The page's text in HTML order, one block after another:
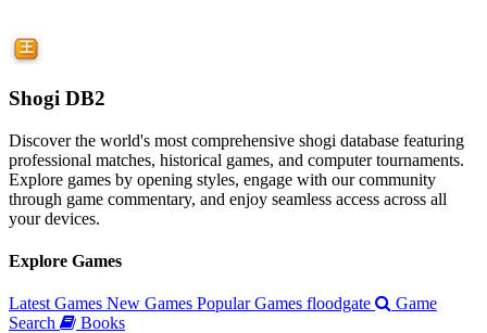
Shogi DB2
Discover the world's most comprehensive shogi database featuring
professional matches, historical games, and computer tournaments.
Explore games by opening styles, engage with our community
through game commentary, and enjoy seamless access across all
your devices.
Explore Games
Latest Games New Games Popular Games floodgate
Game
Search
Books